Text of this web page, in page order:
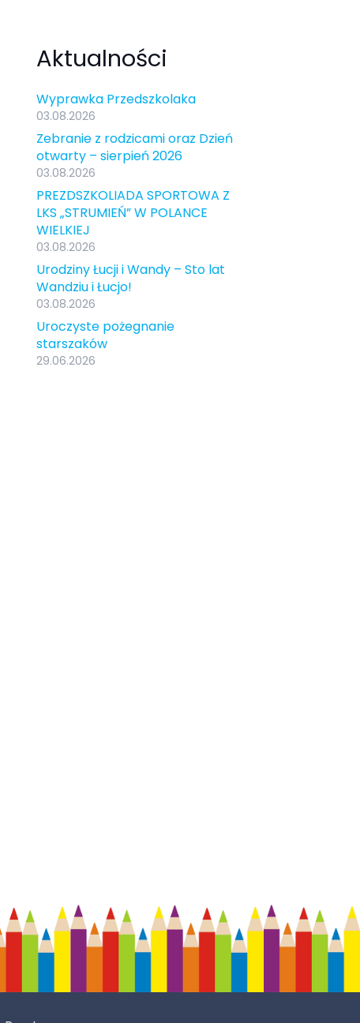
Aktualności
Wyprawka Przedszkolaka
03.08.2026
Zebranie z rodzicami oraz Dzień
otwarty – sierpień 2026
03.08.2026
PREZDSZKOLIADA SPORTOWA Z
LKS „STRUMIEŃ” W POLANCE
WIELKIEJ
03.08.2026
Urodziny Łucji i Wandy – Sto lat
Wandziu i Łucjo!
03.08.2026
Uroczyste pożegnanie
starszaków
29.06.2026